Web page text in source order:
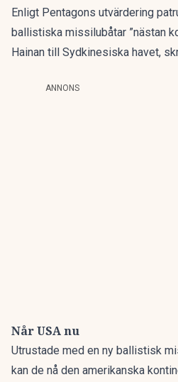
Enligt Pentagons utvärdering
ballistiska missilubåtar ”nästan
Hainan till Sydkinesiska havet,
ANNONS
Når USA nu
Utrustade med en ny ballistisk
kan de nå den amerikanska